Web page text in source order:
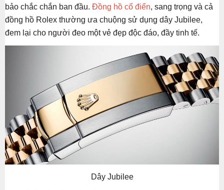
bảo chắc chắn ban đầu. Đồng hồ cổ điển, sang trọng và cả
đồng hồ Rolex thường ưa chuộng sử dụng dây Jubilee,
đem lại cho người đeo một vẻ đẹp độc đáo, đầy tinh tế.
Dây Jubilee